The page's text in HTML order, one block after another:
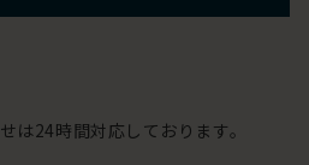
24時間対応しております。